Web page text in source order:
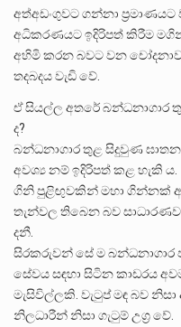
අත්අඩංගුවට ගන්නා ප්‍රමාණයට
අධිකරණයට ඉදිරිපත් කිරීම
අහිමි කරන බවට වන
තදබදය වැඩි වේ.
ඒ සියල්ල අතරේ
ද?
බන්ධනාගාර තුළ සිදුවුණ ඝාතන
අවශ්‍ය නම් ඉදිරිපත් කළ හැකි ය.
ගිනි පුළිඟුවකින් මහා ගින්නක්
තැන්වල තිබෙන බව
දනී.
සිරකරුවන් සේ ම බන්ධනාගාර
සේවය සඳහා සිටින කාඩරය
මැසිවිල්ලකි. වැටුප් මඳ බව
නිලධාරීන් නිසා ගැටුම් උග්‍ර වේ.